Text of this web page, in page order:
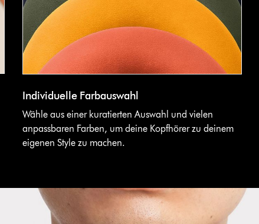
Individuelle Farbauswahl
Wähle aus einer kuratierten Auswahl und vielen
anpassbaren Farben, um deine Kopfhörer zu deinem
eigenen Style zu machen.